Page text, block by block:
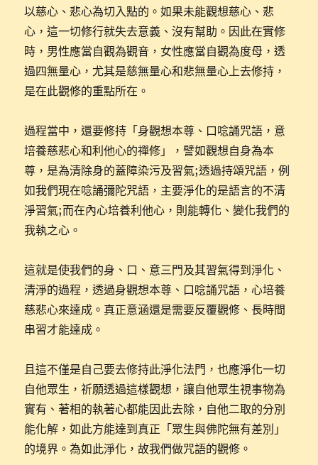
以慈心、悲心為切入點的。如果未能觀想慈心、悲
心，這一切修行就失去意義、沒有幫助。因此在實修
時，男性應當自觀為觀音，女性應當自觀為度母，透
過四無量心，尤其是慈無量心和悲無量心上去修持，
是在此觀修的重點所在。
過程當中，還要修持「身觀想本尊、口唸誦咒語，意
培養慈悲心和利他心的禪修」，譬如觀想自身為本
尊，是為清除身的蓋障染污及習氣;透過持頌咒語，例
如我們現在唸誦彌陀咒語，主要淨化的是語言的不清
淨習氣;而在內心培養利他心，則能轉化、變化我們的
我執之心。
這就是使我們的身、口、意三門及其習氣得到淨化、
清淨的過程，透過身觀想本尊、口唸誦咒語，心培養
慈悲心來達成。真正意涵還是需要反覆觀修、長時間
串習才能達成。
且這不僅是自己要去修持此淨化法門，也應淨化一切
自他眾生，祈願透過這樣觀想，讓自他眾生視事物為
實有、著相的執著心都能因此去除，自他二取的分別
能化解，如此方能達到真正「眾生與佛陀無有差別」
的境界。為如此淨化，故我們做咒語的觀修。